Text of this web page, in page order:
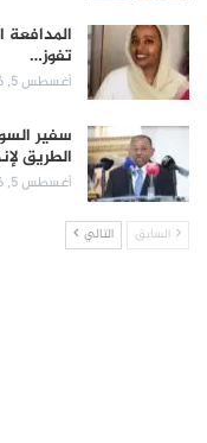
تفوز…
أغسطس 5, 2026
سفير
الطريق
أغسطس 5, 2026
السابق التالي